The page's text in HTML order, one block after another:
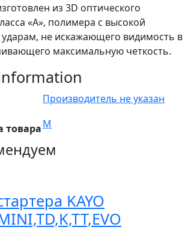
из 3D оптического
«А», полимера с высокой
не искажающего видимость в
максимальную четкость.
Производитель не указан
товараM
KAYO